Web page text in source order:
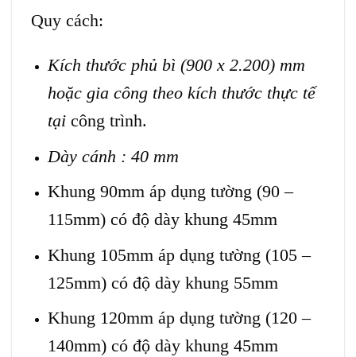
Quy cách:
Kích thước phủ bì (900 x 2.200) mm
hoặc gia công theo kích thước thực tế
tại công trình.
Dày cánh : 40 mm
Khung 90mm áp dụng tường (90 –
115mm) có độ dày khung 45mm
Khung 105mm áp dụng tường (105 –
125mm) có độ dày khung 55mm
Khung 120mm áp dụng tường (120 –
140mm) có độ dày khung 45mm